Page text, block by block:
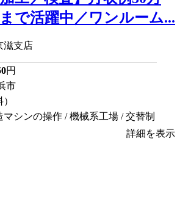
で活躍中／ワンルーム...
滋支店
円
市
マシンの操作 / 機械系工場 / 交替制
詳細を表示